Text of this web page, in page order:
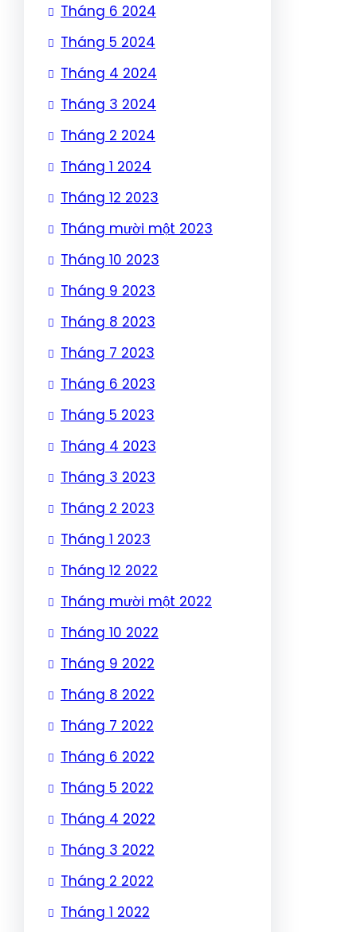
Tháng 6 2024
Tháng 5 2024
Tháng 4 2024
Tháng 3 2024
Tháng 2 2024
Tháng 1 2024
Tháng 12 2023
Tháng mười một 2023
Tháng 10 2023
Tháng 9 2023
Tháng 8 2023
Tháng 7 2023
Tháng 6 2023
Tháng 5 2023
Tháng 4 2023
Tháng 3 2023
Tháng 2 2023
Tháng 1 2023
Tháng 12 2022
Tháng mười một 2022
Tháng 10 2022
Tháng 9 2022
Tháng 8 2022
Tháng 7 2022
Tháng 6 2022
Tháng 5 2022
Tháng 4 2022
Tháng 3 2022
Tháng 2 2022
Tháng 1 2022